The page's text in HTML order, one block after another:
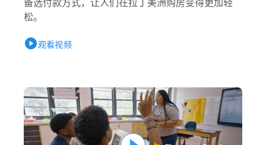
备选付款方式，让人们在拉丁美洲购房变得更加轻
松。
play_circle观看视频